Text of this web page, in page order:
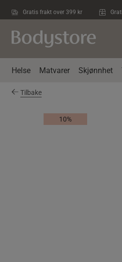
Gratis frakt over 399 kr
Helse Matvarer Skjønnhet
Tilbake
10%